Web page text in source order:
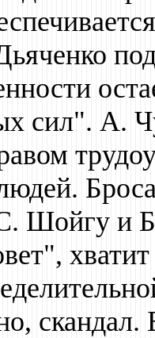
сил". А.
Шойгу и
скандал.